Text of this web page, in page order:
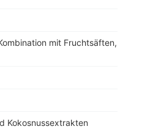
mit Fruchtsäften,
Kokosnussextrakten